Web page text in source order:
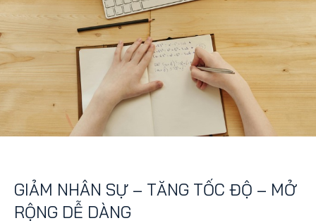
GIẢM NHÂN SỰ – TĂNG TỐC ĐỘ – MỞ
RỘNG DỄ DÀNG